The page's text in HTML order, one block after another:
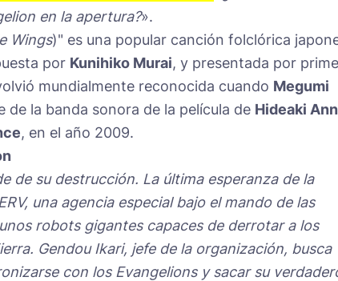
en la apertura?».
Wings)" es una popular canción folclórica
por Kunihiko Murai, y presentada por
mundialmente reconocida cuando Megumi
la banda sonora de la película de Hideaki
, en el año 2009.
de su destrucción. La última esperanza de la
una agencia especial bajo el mando de las
robots gigantes capaces de derrotar a los
Gendou Ikari, jefe de la organización, busca
con los Evangelions y sacar su